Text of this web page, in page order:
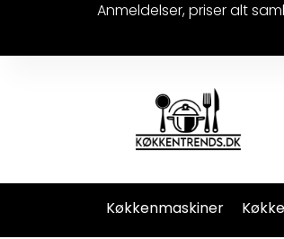
Anmeldelser, priser alt
Køkkenmaskiner